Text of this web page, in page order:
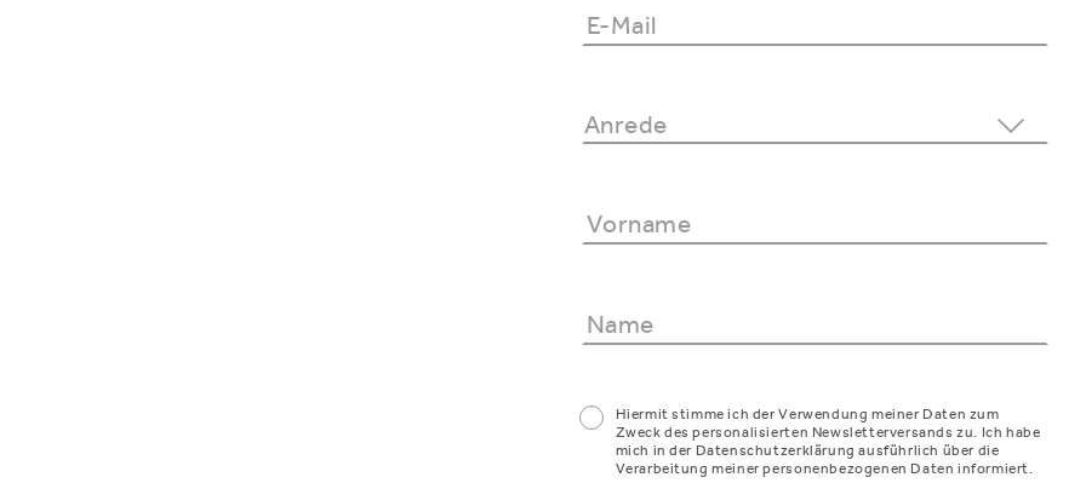
Hiermit stimme ich der Verwendung meiner Daten zum
Zweck des personalisierten Newsletterversands zu. Ich habe
mich in der Datenschutzerklärung ausführlich über die
Verarbeitung meiner personenbezogenen Daten informiert.